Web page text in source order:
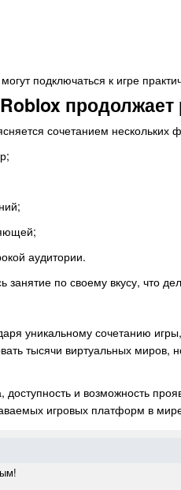
подключаться к игре
продолжает
сочетанием нескольких
аудитории.
занятие по своему вкусу, что
уникальному сочетанию
тысячи виртуальных
доступность и возможность
игровых платформ в